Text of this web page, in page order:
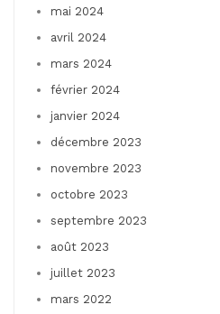
mai 2024
avril 2024
mars 2024
février 2024
janvier 2024
décembre 2023
novembre 2023
octobre 2023
septembre 2023
août 2023
juillet 2023
mars 2022